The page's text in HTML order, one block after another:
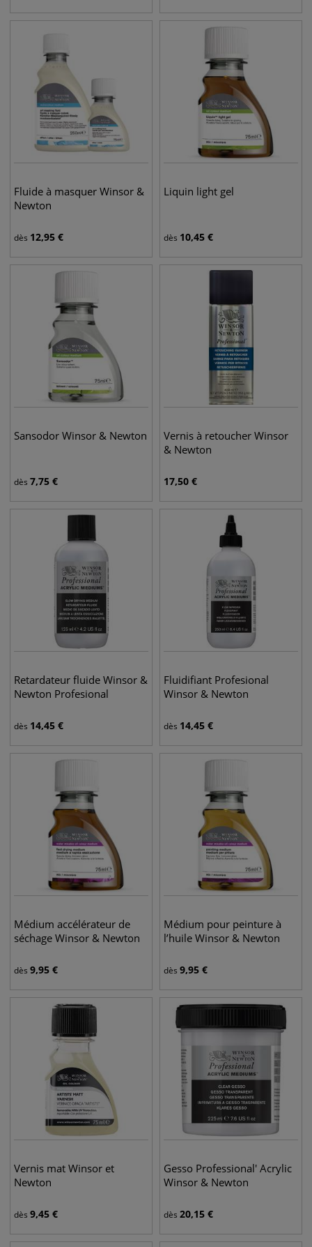
Fluide à masquer Winsor &
Newton
dès 12,95 €
Liquin light gel
dès 10,45 €
Sansodor Winsor & Newton
dès 7,75 €
Vernis à retoucher Winsor
& Newton
17,50 €
Retardateur fluide Winsor &
Newton Profesional
dès 14,45 €
Fluidifiant Profesional
Winsor & Newton
dès 14,45 €
Médium accélérateur de
séchage Winsor & Newton
dès 9,95 €
Médium pour peinture à
l’huile Winsor & Newton
dès 9,95 €
Vernis mat Winsor et
Newton
dès 9,45 €
Gesso Professional' Acrylic
Winsor & Newton
dès 20,15 €